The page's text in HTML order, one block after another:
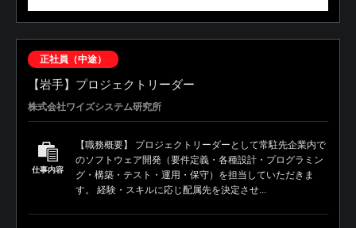
正社員（中途）
【岩手】プロジェクトリーダー
株式会社ワイズシステム研究所
仕事内容
【職務概要】 プロジェクトリーダーとして常駐先企業内で
のソフトウェア開発（要件定義・各種設計・プログラミン
グ・構築・テスト・運用・保守）を担当していただきま
す。 経験・スキルに応じ配属先を決定させ...